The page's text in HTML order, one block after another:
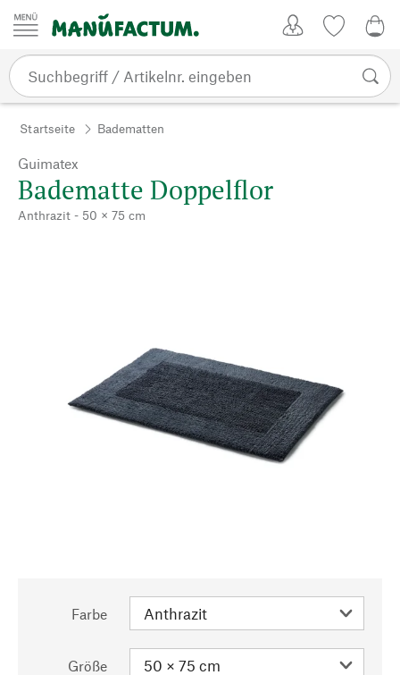
Zum Inhalt springen
Startseite Badematten
Guimatex
Badematte Doppelflor
Anthrazit - 50 × 75 cm
Farbe
Größe